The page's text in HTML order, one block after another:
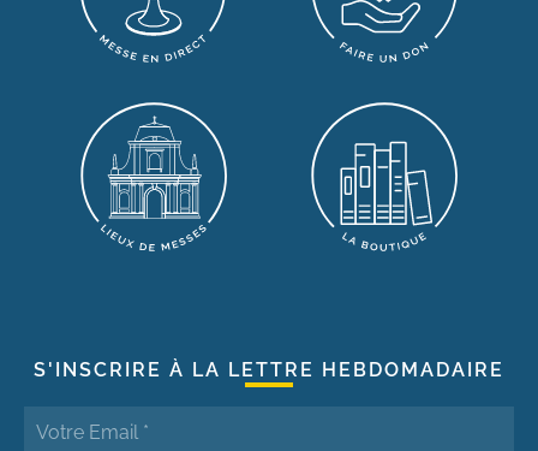
S'INSCRIRE À LA LETTRE HEBDOMADAIRE